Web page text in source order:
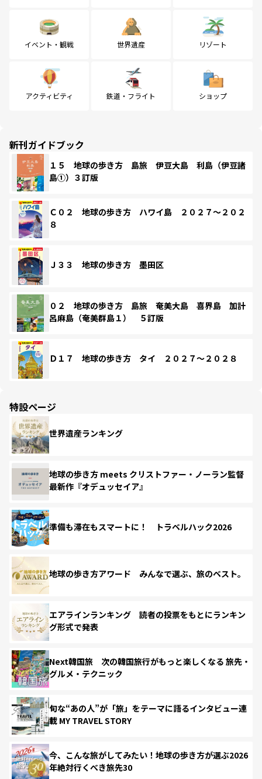
イベント・観戦 世界遺産 リゾート
アクティビティ 鉄道・フライト ショップ
新刊ガイドブック
１５ 地球の歩き方 島旅 伊豆大島 利島（伊豆諸
島①）３訂版
Ｃ０２ 地球の歩き方 ハワイ島 ２０２７～２０２
８
Ｊ３３ 地球の歩き方 墨田区
０２ 地球の歩き方 島旅 奄美大島 喜界島 加計
呂麻島（奄美群島１） ５訂版
Ｄ１７ 地球の歩き方 タイ ２０２７～２０２８
特設ページ
世界遺産ランキング
地球の歩き方 meets クリストファー・ノーラン監督
最新作『オデュッセイア』
準備も滞在もスマートに！ トラベルハック2026
地球の歩き方アワード みんなで選ぶ、旅のベスト。
エアラインランキング 読者の投票をもとにランキン
グ形式で発表
Next韓国旅 次の韓国旅行がもっと楽しくなる 旅先・
グルメ・テクニック
旬な“あの人”が「旅」をテーマに語るインタビュー連
載 MY TRAVEL STORY
今、こんな旅がしてみたい！地球の歩き方が選ぶ2026
年絶対行くべき旅先30